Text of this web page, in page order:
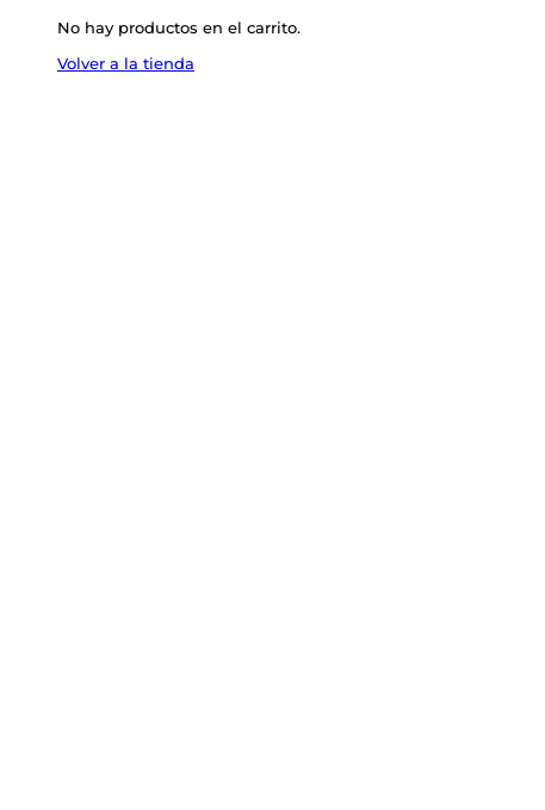
No hay productos en el carrito.
Volver a la tienda